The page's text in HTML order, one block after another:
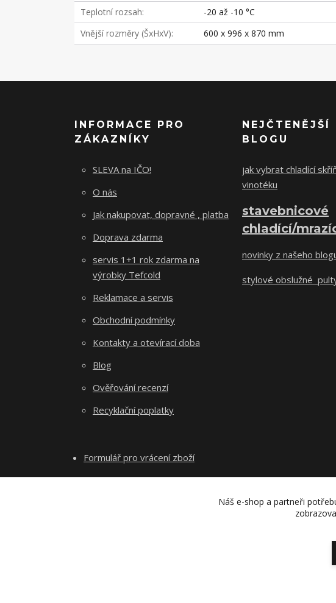
Teplotní rozsah
-20 až -10 °C
Vnější rozměry (ŠxHxV)
600 x 996 x 870 mm
INFORMACE PRO
ZÁKAZNÍKY
SLEVA na IČO!
O nás
Jak nakupovat, dopravné , platba
Doprava zdarma
servis 1+1 rok zdarma na
výrobky Tefcold
Reklamace a servis
Obchodní podmínky
Kontakty a otevírací doba
Blog
Ověřování recenzí
Recyklační poplatky
Formulář pro vrácení zboží
NEJČTENĚJŠÍ
BLOGU
jak vybrat chladící
vinotéku
stavebnicové
chladící/
novinky z našeho
stylové obslužné
Náš e-shop a partneři